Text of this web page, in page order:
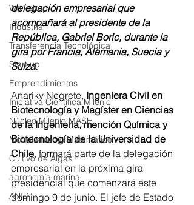
Workshop
Industria
Transferencia Tecnológica
Start up
Emprendimientos
Iniciativa Científica Milenio
Núcleo Milenio MASH
Modelamiento Matemático
Cultivo de Algas
agronomía marina
ANID
delegación empresarial que
acompañará al presidente de la
República, Gabriel Boric, durante la
gira por Francia, Alemania, Suecia y
Suiza.
Anariky Negrete, Ingeniera Civil en
Biotecnología y Magíster en Ciencias
de la Ingeniería, mención Química y
Biotecnología de la Universidad de
Chile, formará parte de la delegación
empresarial en la próxima gira
presidencial que comenzará este
domingo 9 de junio. El jefe de Estado